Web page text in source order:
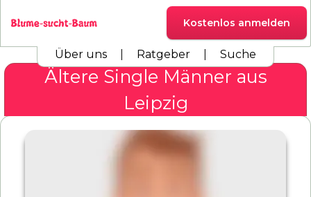
Kostenlos anmelden
Über uns Ratgeber Suche
Ältere Single Männer aus
Leipzig